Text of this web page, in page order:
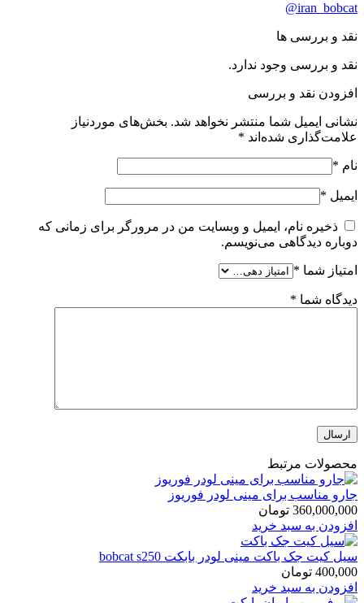
iran_bobcat@
نقد و بررسی ها
نقد و بررسی وجود ندارد.
افزودن نقد و بررسی
نشانی ایمیل شما منتشر نخواهد شد. بخش‌های موردنیاز
علامت‌گذاری شده‌اند *
نام *
ایمیل *
ذخیره نام، ایمیل و وبسایت من در مرورگر برای زمانی که
دوباره دیدگاهی می‌نویسم.
امتیاز شما *
دیدگاه شما *
محصولات مرتبط
جارو مناسب برای مینی لودر فوریوز
360,000,000 تومان
افزودن به سبد خرید
سیل کیت جک باکت مینی لودر بابکت bobcat s250
400,000 تومان
افزودن به سبد خرید